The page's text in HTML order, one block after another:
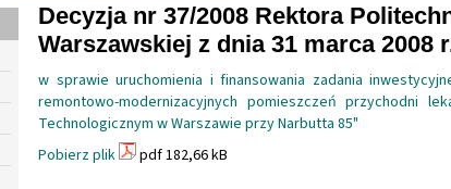
Decyzja nr 37/2008 Rektora
Warszawskiej z dnia 31 marca 2008
w sprawie uruchomienia i finansowania zadania
remontowo-modernizacyjnych pomieszczeń przychodni
Technologicznym w Warszawie przy Narbutta 85"
Pobierz plik
pdf 182,66 kB